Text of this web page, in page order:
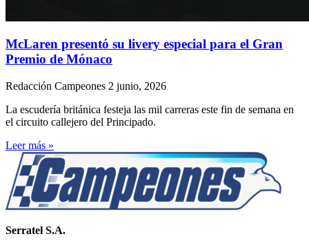
McLaren presentó su livery especial para el Gran
Premio de Mónaco
Redacción Campeones 2 junio, 2026
La escudería británica festeja las mil carreras este fin de semana en
el circuito callejero del Principado.
Leer más »
Serratel S.A.